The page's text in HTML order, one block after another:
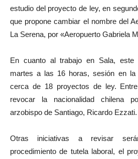
estudio del proyecto de ley, en
que propone cambiar el nombre del
La Serena, por «Aeropuerto Gabriela
En cuanto al trabajo en Sala, este
martes a las 16 horas, sesión en
cerca de 18 proyectos de ley.
revocar la nacionalidad chilena
arzobispo de Santiago, Ricardo Ezzati.
Otras iniciativas a revisar
procedimiento de tutela laboral, el